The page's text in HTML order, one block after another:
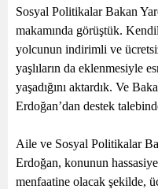
Sosyal Politikalar Bakan
makamında görüştük.
yolcunun indirimli ve
yaşlıların da eklenmesiyle
yaşadığını aktardık. Ve
Erdoğan’dan destek
Aile ve Sosyal Politikalar
Erdoğan, konunun
menfaatine olacak şekilde,